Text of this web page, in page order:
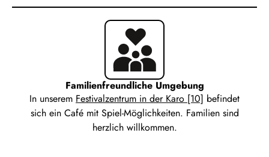
Familienfreundliche Umgebung
In unserem Festivalzentrum in der Karo [10] befindet
sich ein Café mit Spiel-Möglichkeiten. Familien sind
herzlich willkommen.